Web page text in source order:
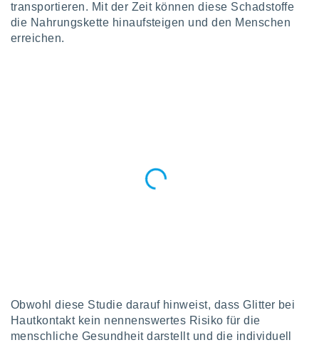
transportieren. Mit der Zeit können diese Schadstoffe
die Nahrungskette hinaufsteigen und den Menschen
erreichen.
Obwohl diese Studie darauf hinweist, dass Glitter bei
Hautkontakt kein nennenswertes Risiko für die
menschliche Gesundheit darstellt und die individuell